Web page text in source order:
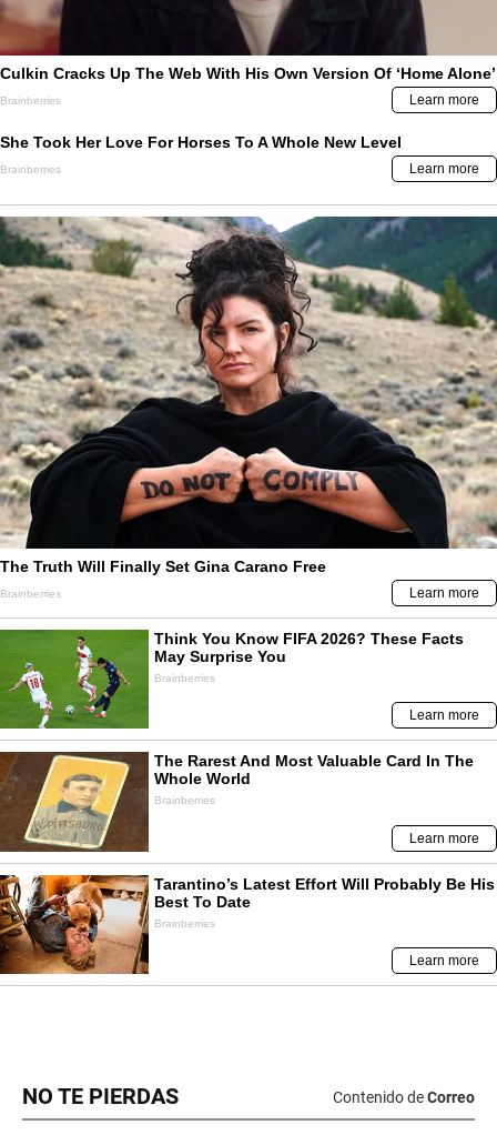
NO TE PIERDAS Contenido deCorreo